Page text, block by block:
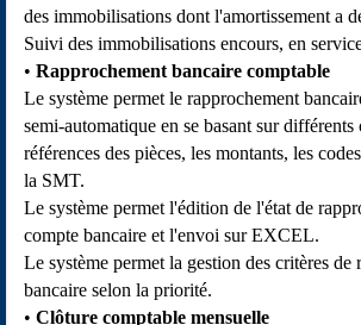
des immobilisations dont l'amortissement a
Suivi des immobilisations encours, en
Rapprochement bancaire comptable
Le système permet le rapprochement
semi-automatique en se basant sur différents
références des pièces, les montants, les
la SMT.
Le système permet l'édition de l'état de
compte bancaire et l'envoi sur EXCEL.
Le système permet la gestion des critères de
bancaire selon la priorité.
Clôture comptable mensuelle